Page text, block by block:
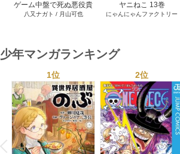
ゲーム中盤で死ぬ悪役貴
族に転生したので、外れ
7巻
八又ナガト / 月山可也
ヤニねこ 13巻
にゃんにゃんファクトリー
少年マンガランキング
P
r
e
v
i
o
u
s
1位 2位